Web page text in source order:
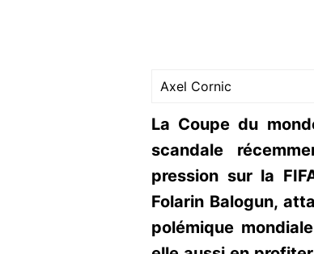
Axel Cornic
La Coupe du
scandale
pression sur la
Folarin Balogun,
polémique